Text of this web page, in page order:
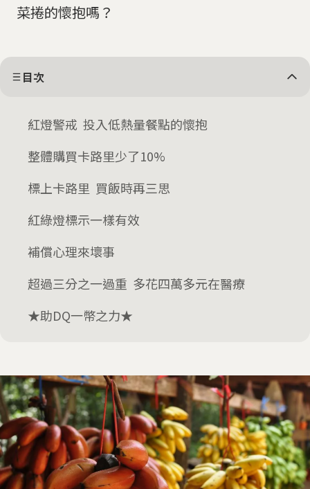
菜捲的懷抱嗎？
目次
紅燈警戒 投入低熱量餐點的懷抱
整體購買卡路里少了10%
標上卡路里 買飯時再三思
紅綠燈標示一樣有效
補償心理來壞事
超過三分之一過重 多花四萬多元在醫療
★助DQ一幣之力★